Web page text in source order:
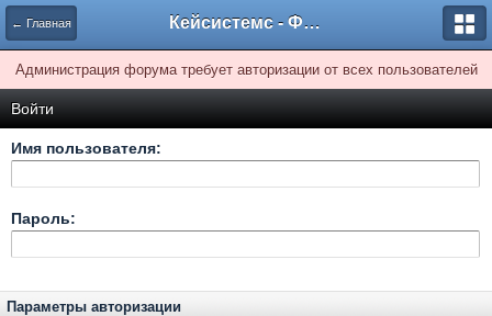
← Главная Кейсистемс - Форумы
Администрация форума требует авторизации от всех пользователей
Войти
Имя пользователя:
Пароль:
Параметры авторизации